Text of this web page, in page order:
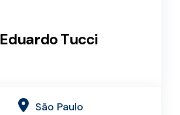
Eduardo Tucci
São Paulo